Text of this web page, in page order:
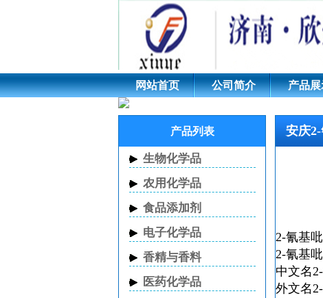
安庆2-氰基吡嗪
网站首页 公司简介 产品展
安庆
2-氰基
2-氰基
中文名
外文名
产品列表
生物化学品
农用化学品
食品添加剂
电子化学品
香精与香料
医药化学品